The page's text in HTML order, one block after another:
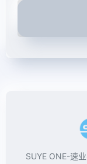
SUYE ONE-速